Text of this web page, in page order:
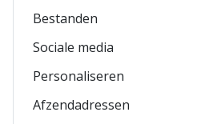
Bestanden
Sociale media
Personaliseren
Afzendadressen